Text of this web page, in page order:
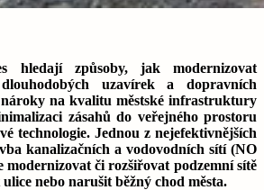
hledají způsoby, jak modernizovat
uzavírek a dopravních
na kvalitu městské infrastruktury
zásahů do veřejného prostoru
technologie. Jednou z nejefektivnějších
kanalizačních a vodovodních sítí (NO
či rozšiřovat podzemní sítě
nebo narušit běžný chod města.